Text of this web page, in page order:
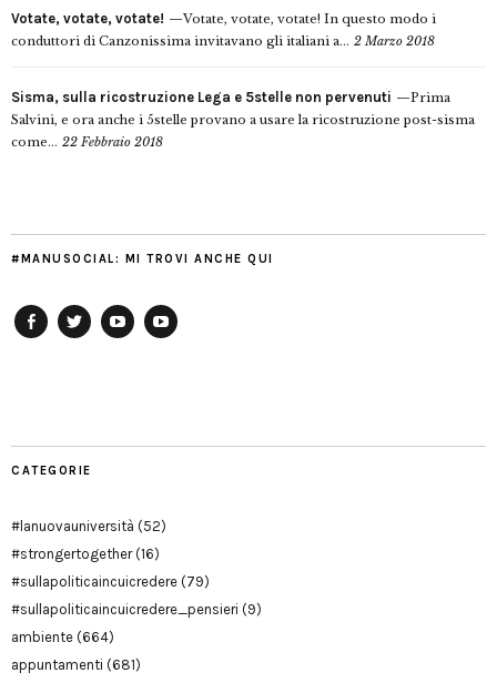
Votate, votate, votate!
Votate, votate, votate! In questo modo i
conduttori di Canzonissima invitavano gli italiani a... 2 Marzo 2018
Sisma, sulla ricostruzione Lega e 5stelle non pervenuti
Prima
Salvini, e ora anche i 5stelle provano a usare la ricostruzione post-sisma
come... 22 Febbraio 2018
#MANUSOCIAL: MI TROVI ANCHE QUI
CATEGORIE
#lanuovauniversità (52)
#strongertogether(16)
#sullapoliticaincuicredere (79)
#sullapoliticaincuicredere_pensieri (9)
ambiente (664)
appuntamenti (681)